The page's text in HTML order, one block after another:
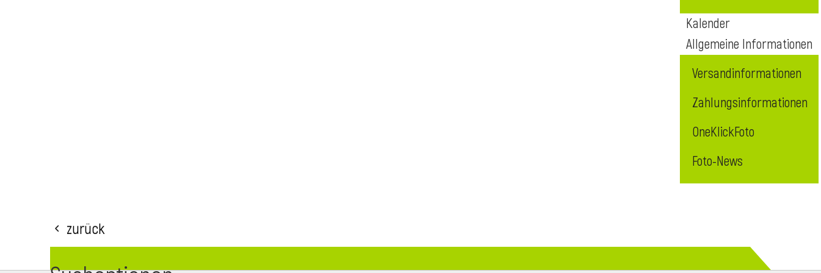
Kalender
Allgemeine Informationen
Versandinformationen
Zahlungsinformationen
OneKlickFoto
Foto-News
Zurück